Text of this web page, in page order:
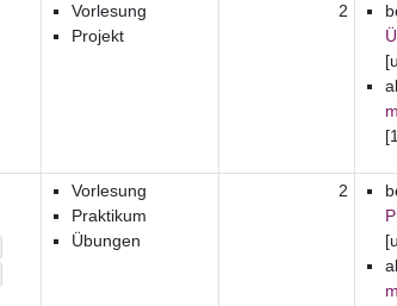
Vorlesung
Projekt
2
Vorlesung
Praktikum
Übungen
2